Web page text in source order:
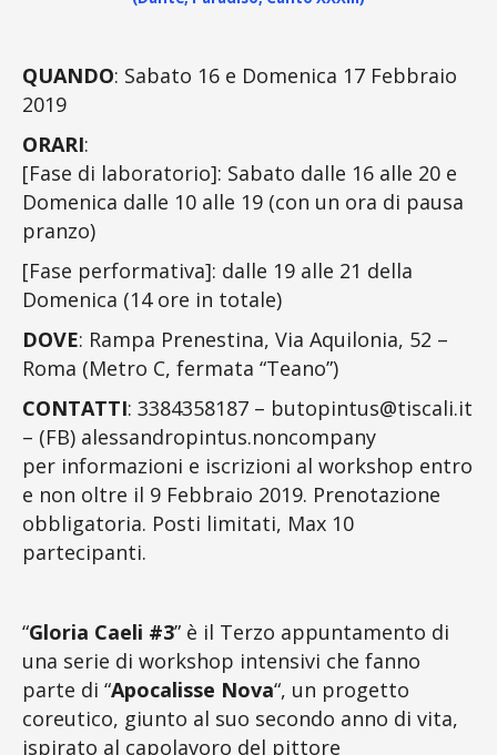
QUANDO: Sabato 16 e Domenica 17 Febbraio
2019
ORARI:
[Fase di laboratorio]: Sabato dalle 16 alle 20 e
Domenica dalle 10 alle 19 (con un ora di pausa
pranzo)
[Fase performativa]: dalle 19 alle 21 della
Domenica (14 ore in totale)
DOVE: Rampa Prenestina, Via Aquilonia, 52 –
Roma (Metro C, fermata “Teano”)
CONTATTI: 3384358187 – butopintus@tiscali.it
– (FB) alessandropintus.noncompany
per informazioni e iscrizioni al workshop entro
e non oltre il 9 Febbraio 2019. Prenotazione
obbligatoria. Posti limitati, Max 10
partecipanti.
“Gloria Caeli #3” è il Terzo appuntamento di
una serie di workshop intensivi che fanno
parte di “Apocalisse Nova“, un progetto
coreutico, giunto al suo secondo anno di vita,
ispirato al capolavoro del pittore